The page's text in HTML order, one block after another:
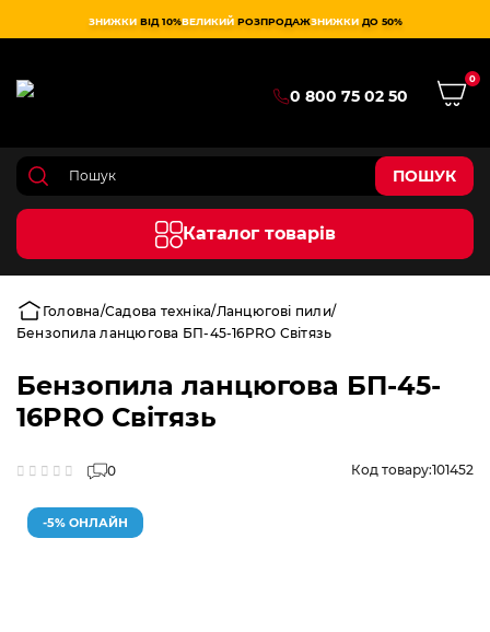
ЗНИЖКИ ВІД 10%ВЕЛИКИЙ РОЗПРОДАЖЗНИЖКИ ДО 50%
0 800 75 02 50
0
ПОШУК
Каталог товарів
Головна Садова техніка Ланцюгові пили
Бензопила ланцюгова БП-45-16PRO Світязь
Бензопила ланцюгова БП-45-
16PRO Світязь
0 Код товару:101452
-5% ОНЛАЙН